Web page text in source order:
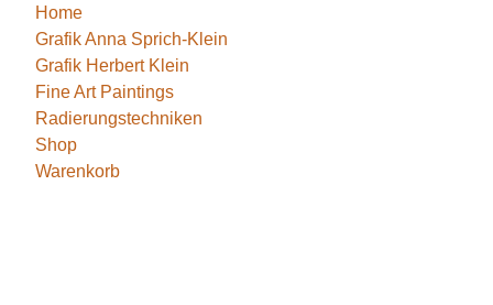
Home
Grafik Anna Sprich-Klein
Grafik Herbert Klein
Fine Art Paintings
Radierungstechniken
Shop
Warenkorb